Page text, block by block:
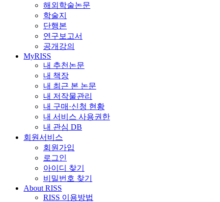
해외학술논문
학술지
단행본
연구보고서
공개강의
MyRISS
내 추천논문
내 책장
내 최근 본 논문
내 저작물관리
내 구매·신청 현황
내 서비스 사용권한
내 관심 DB
회원서비스
회원가입
로그인
아이디 찾기
비밀번호 찾기
About RISS
RISS 이용방법